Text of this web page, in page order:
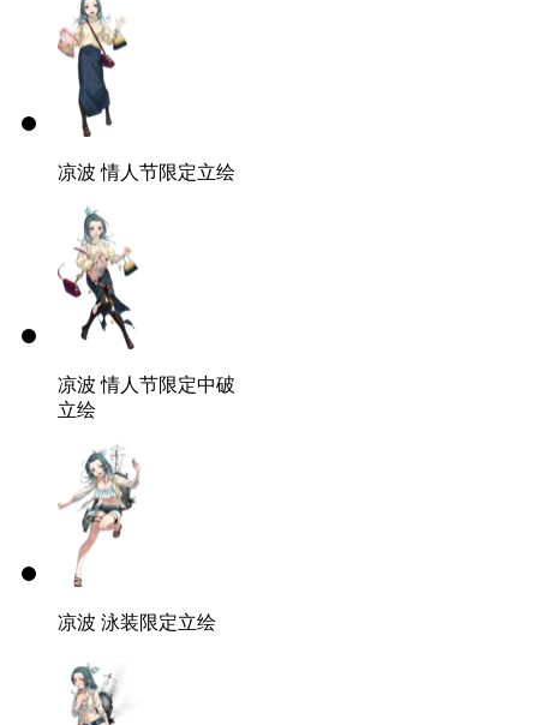
凉波 情人节限定立绘
凉波 情人节限定中破
立绘
凉波 泳装限定立绘